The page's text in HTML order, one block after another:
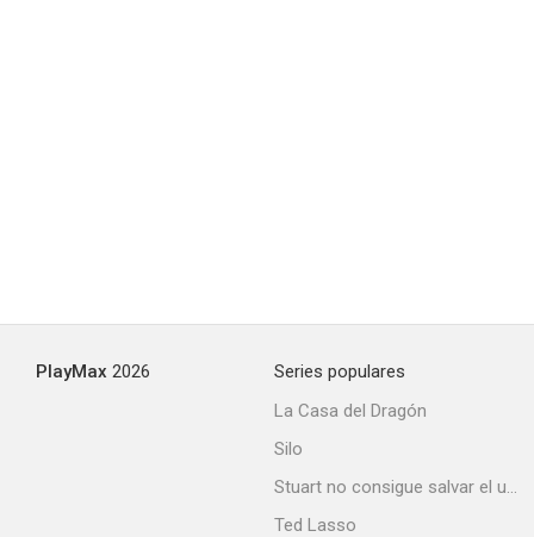
PlayMax 2026
Series populares
La Casa del Dragón
Silo
Stuart no consigue salvar el universo
Ted Lasso